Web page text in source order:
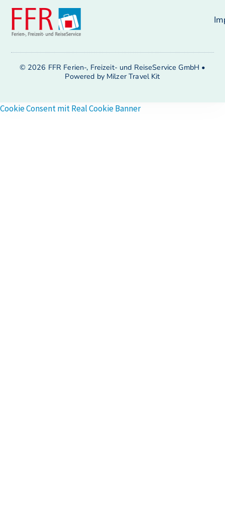
© 2026 FFR Ferien-, Freizeit- und ReiseService GmbH •
Powered by Milzer Travel Kit
Cookie Consent mit Real Cookie Banner